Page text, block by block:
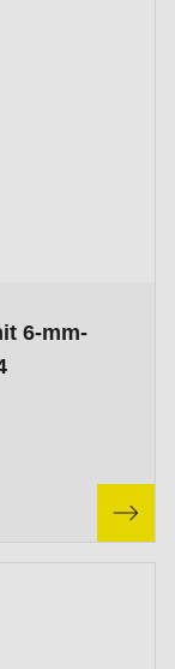
6-mm-
on the product page